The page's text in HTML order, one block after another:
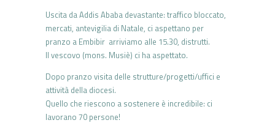
Uscita da Addis Ababa devastante: traffico bloccato,
mercati, antevigilia di Natale, ci aspettano per
pranzo a Embibir arriviamo alle 15.30, distrutti.
Il vescovo (mons. Musiè) ci ha aspettato.
Dopo pranzo visita delle strutture/progetti/uffici e
attività della diocesi.
Quello che riescono a sostenere è incredibile: ci
lavorano 70 persone!